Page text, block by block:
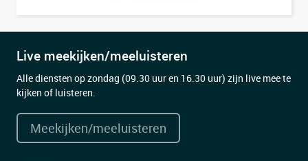
Live meekijken/meeluisteren
Alle diensten op zondag (09.30 uur en 16.30 uur) zijn live mee te
kijken of luisteren.
Meekijken/meeluisteren